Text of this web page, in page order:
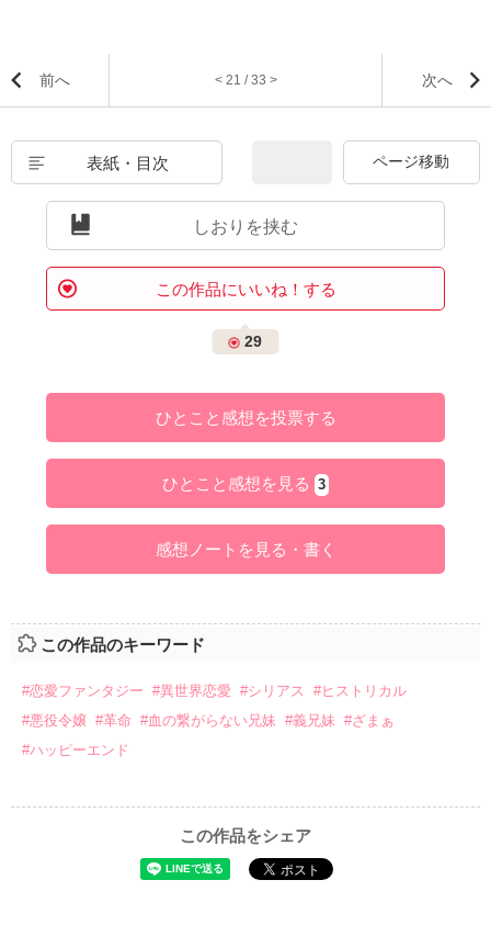
前へ < 21 / 33 > 次へ
表紙・目次
しおりを挟む
この作品にいいね！する
29
ひとこと感想を投票する
ひとこと感想を見る 3
感想ノートを見る・書く
この作品のキーワード
#恋愛ファンタジー #異世界恋愛 #シリアス
#ヒストリカル
#悪役令嬢 #革命 #血の繋がらない兄妹 #義兄妹 #ざまぁ
#ハッピーエンド
この作品をシェア